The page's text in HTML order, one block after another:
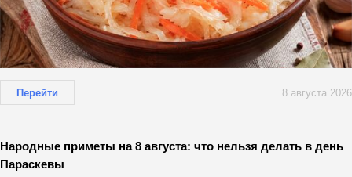
Перейти 8 августа 2026
Народные приметы на 8 августа: что нельзя делать в день
Параскевы